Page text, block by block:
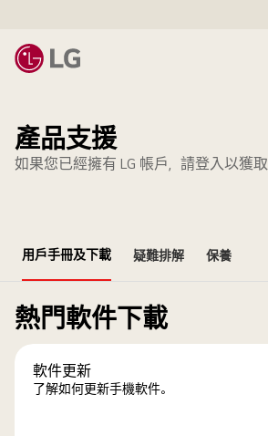
產品支援
如果您已經擁有 LG 帳戶，請登入以獲取
用戶手冊及下載 疑難排解 保養
熱門軟件下載
軟件更新
了解如何更新手機軟件。